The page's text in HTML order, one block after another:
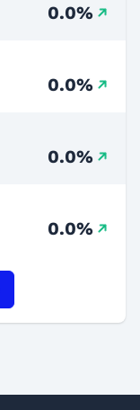
0.0%
0.0%
0.0%
0.0%